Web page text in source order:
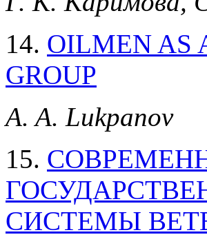
14. OILMEN AS
GROUP
A. A. Lukpanov
15.
СИСТЕМЫ